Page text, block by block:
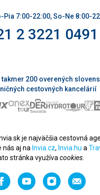
Pia 7:00-22:00, So-Ne 8:00-
2 3221 0491
200 overených
cestovných kancelárií
je najväčšia cestovná
nás aj na Invia.cz, Invia.hu a
stránka využíva cookies.
FacebookYouTubeInstagram